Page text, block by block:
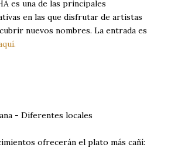
es una de las principales
en las que disfrutar de artistas
nuevos nombres. La entrada es
- Diferentes locales
ofrecerán el plato más cañí: